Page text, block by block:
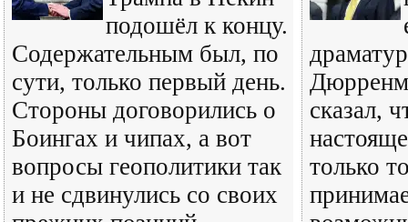
подошёл к концу.
Содержательным был, по
сути, только первый день.
Стороны договорились о
Боингах и чипах, а вот
вопросы геополитики так
и не сдвинулись со своих
сказал,
только